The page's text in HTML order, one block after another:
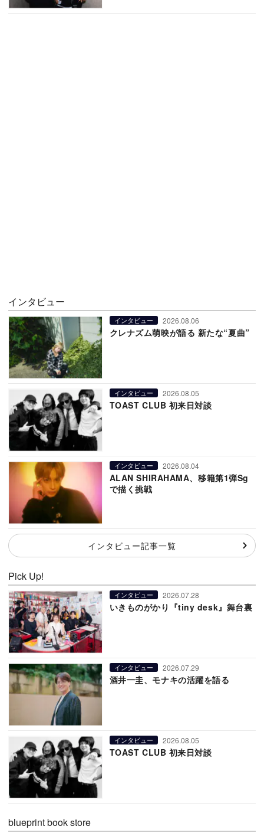
インタビュー
インタビュー 2026.08.06
クレナズム萌映が語る 新たな“夏曲”
インタビュー 2026.08.05
TOAST CLUB 初来日対談
インタビュー 2026.08.04
ALAN SHIRAHAMA、移籍第1弾Sg
で描く挑戦
インタビュー記事一覧
Pick Up!
インタビュー 2026.07.28
いきものがかり『tiny desk』舞台裏
インタビュー 2026.07.29
酒井一圭、モナキの活躍を語る
インタビュー 2026.08.05
TOAST CLUB 初来日対談
blueprint book store